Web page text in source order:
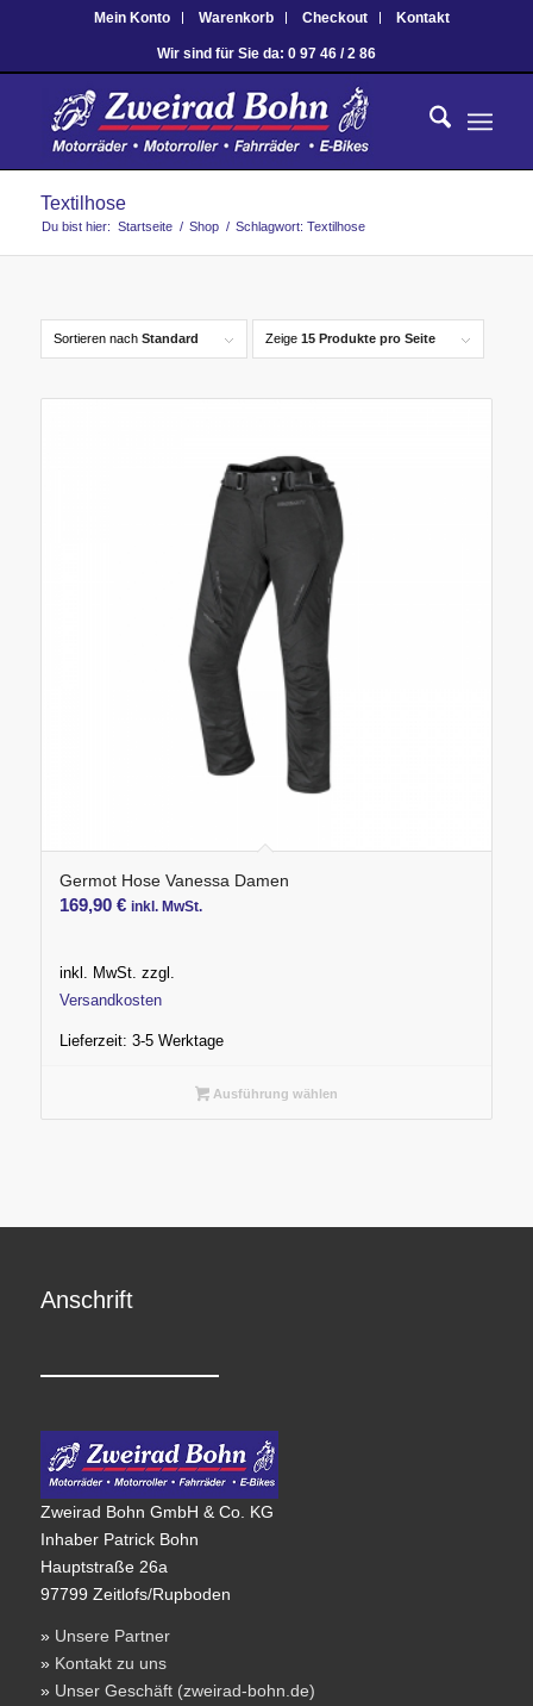
Mein Konto Warenkorb Checkout Kontakt
Wir sind für Sie da: 0 97 46 / 2 86
Textilhose
Du bist hier: Startseite / Shop / Schlagwort: Textilhose
Sortieren nach Standard Zeige 15 Produkte pro Seite
Germot Hose Vanessa Damen
169,90 € inkl. MwSt.
inkl. MwSt. zzgl.
Versandkosten
Lieferzeit: 3-5 Werktage
Ausführung wählen
Anschrift
Zweirad Bohn GmbH & Co. KG
Inhaber Patrick Bohn
Hauptstraße 26a
97799 Zeitlofs/Rupboden
» Unsere Partner
» Kontakt zu uns
» Unser Geschäft (zweirad-bohn.de)